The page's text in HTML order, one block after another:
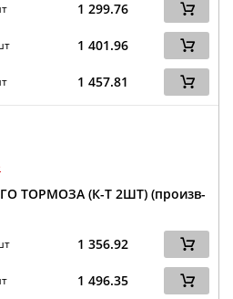
1 299.76
1 401.96
1 457.81
ТОРМОЗА (К-Т 2ШТ) (произв-
1 356.92
1 496.35